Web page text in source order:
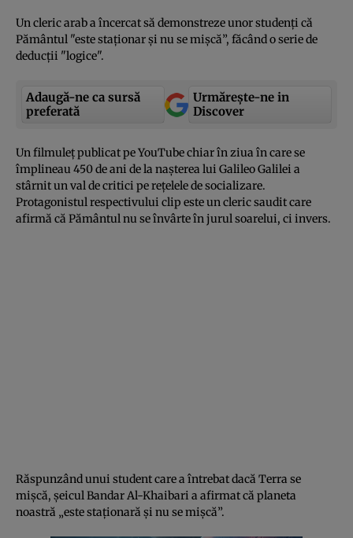
Un cleric arab a încercat să demonstreze unor studenţi că
Pământul "este staţionar şi nu se mişcă”, făcând o serie de
deducţii "logice".
Adaugă-ne ca sursă
preferată
Urmărește-ne in
Discover
Un filmuleţ publicat pe YouTube chiar în ziua în care se
împlineau 450 de ani de la naşterea lui Galileo Galilei a
stârnit un val de critici pe reţelele de socializare.
Protagonistul respectivului clip este un cleric saudit care
afirmă că Pământul nu se învârte în jurul soarelui, ci invers.
Răspunzând unui student care a întrebat dacă Terra se
mişcă, şeicul Bandar Al-Khaibari a afirmat că planeta
noastră „este staţionară şi nu se mişcă”.